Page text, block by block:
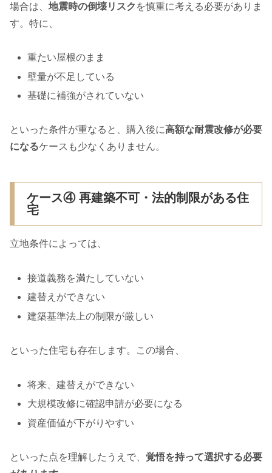
場合は、 地震時の倒壊リスク を慎重に考える必要がありま
す。特に、
重たい屋根のまま
壁量が不足している
基礎に補強がされていない
といった条件が重なると、購入後に高額な耐震改修が必要
になるケースも少なくありません。
ケース④ 再建築不可・法的制限がある住
宅
立地条件によっては、
接道義務を満たしていない
建替えができない
建築基準法上の制限が厳しい
といった住宅も存在します。この場合、
将来、建替えができない
大規模改修に確認申請が必要になる
資産価値が下がりやすい
といった点を理解したうえで、 覚悟を持って選択する必要